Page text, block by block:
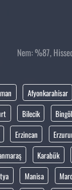
Nem: %87,
Afyonkarahisar
Bilecik Bingöl
Erzincan
Karabük
Manisa